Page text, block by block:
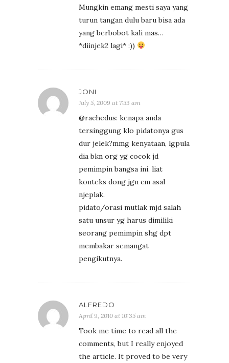
Mungkin emang mesti saya yang
turun tangan dulu baru bisa ada
yang berbobot kali mas…
*diinjek2 lagi* :))
JONI
July 5, 2009 at 7:53 am
@rachedus: kenapa anda
tersinggung klo pidatonya gus
dur jelek?mmg kenyataan, lgpula
dia bkn org yg cocok jd
pemimpin bangsa ini. liat
konteks dong jgn cm asal
njeplak.
pidato/orasi mutlak mjd salah
satu unsur yg harus dimiliki
seorang pemimpin shg dpt
membakar semangat
pengikutnya.
ALFREDO
April 9, 2010 at 10:35 am
Took me time to read all the
comments, but I really enjoyed
the article. It proved to be very